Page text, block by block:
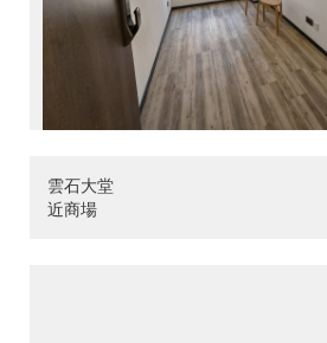
雲石大堂
近商場